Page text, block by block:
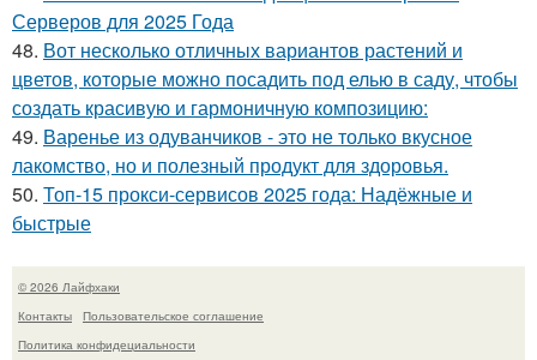
Серверов для 2025 Года
48. Вот несколько отличных вариантов растений и
цветов, которые можно посадить под елью в саду, чтобы
создать красивую и гармоничную композицию:
49. Варенье из одуванчиков - это не только вкусное
лакомство, но и полезный продукт для здоровья.
50. Топ-15 прокси-сервисов 2025 года: Надёжные и
быстрые
© 2026 Лайфхаки
Контакты
Пользовательское соглашение
Политика конфидециальности